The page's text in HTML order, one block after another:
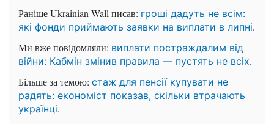
Раніше Ukrainian Wall писав: гроші дадуть не всім:
які фонди приймають заявки на виплати в липні.
Ми вже повідомляли: виплати постраждалим від
війни: Кабмін змінив правила — пустять не всіх.
Більше за темою: стаж для пенсії купувати не
радять: економіст показав, скільки втрачають
українці.